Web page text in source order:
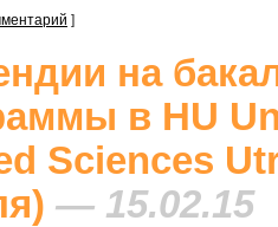
]
на
в HU
Sciences
— 15.02.15